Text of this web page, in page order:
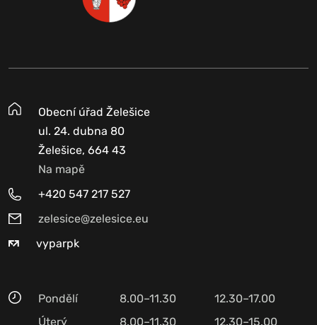
Obecní úřad Želešice
ul. 24. dubna 80
Želešice, 664 43
Na mapě
+420 547 217 527
zelesice@zelesice.eu
vyparpk
Pondělí 8.00–11.30
12.30–17.00
Úterý
8.00–11.30
12.30–15.00